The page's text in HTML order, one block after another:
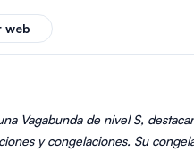
una opción práctica para
web
Vagabunda de nivel S,
y congelaciones. Su